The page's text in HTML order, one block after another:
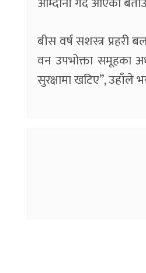
बीस वर्ष सशस्त्र प्रहरी
वन उपभोक्ता समूहका
सुरक्षामा खटिए”, उहाँले